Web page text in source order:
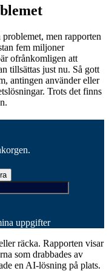
men rapporten
fem miljoner
ofrånkomligen att
tillsättas just nu. Så gott
antingen använder eller
Trots det finns
uppgifter
räcka. Rapporten visar
som drabbades av
en AI-lösning på plats.